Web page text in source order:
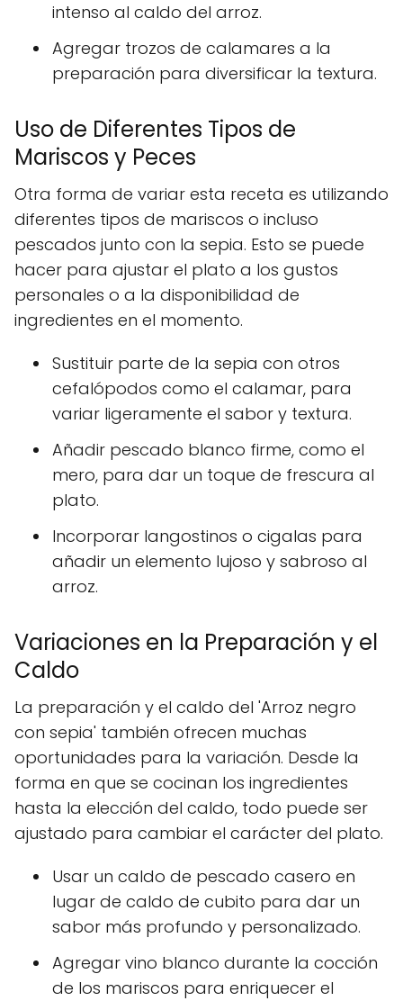
intenso al caldo del arroz.
Agregar trozos de calamares a la
preparación para diversificar la textura.
Uso de Diferentes Tipos de
Mariscos y Peces
Otra forma de variar esta receta es utilizando
diferentes tipos de mariscos o incluso
pescados junto con la sepia. Esto se puede
hacer para ajustar el plato a los gustos
personales o a la disponibilidad de
ingredientes en el momento.
Sustituir parte de la sepia con otros
cefalópodos como el calamar, para
variar ligeramente el sabor y textura.
Añadir pescado blanco firme, como el
mero, para dar un toque de frescura al
plato.
Incorporar langostinos o cigalas para
añadir un elemento lujoso y sabroso al
arroz.
Variaciones en la Preparación y el
Caldo
La preparación y el caldo del 'Arroz negro
con sepia' también ofrecen muchas
oportunidades para la variación. Desde la
forma en que se cocinan los ingredientes
hasta la elección del caldo, todo puede ser
ajustado para cambiar el carácter del plato.
Usar un caldo de pescado casero en
lugar de caldo de cubito para dar un
sabor más profundo y personalizado.
Agregar vino blanco durante la cocción
de los mariscos para enriquecer el